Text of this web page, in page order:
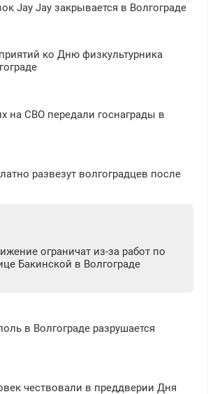
Jay Jay закрывается в Волгограде
ко Дню физкультурника
на СВО передали госнаграды в
развезут волгоградцев после
ограничат из-за работ по
Бакинской в Волгограде
в Волгограде разрушается
чествовали в преддверии Дня